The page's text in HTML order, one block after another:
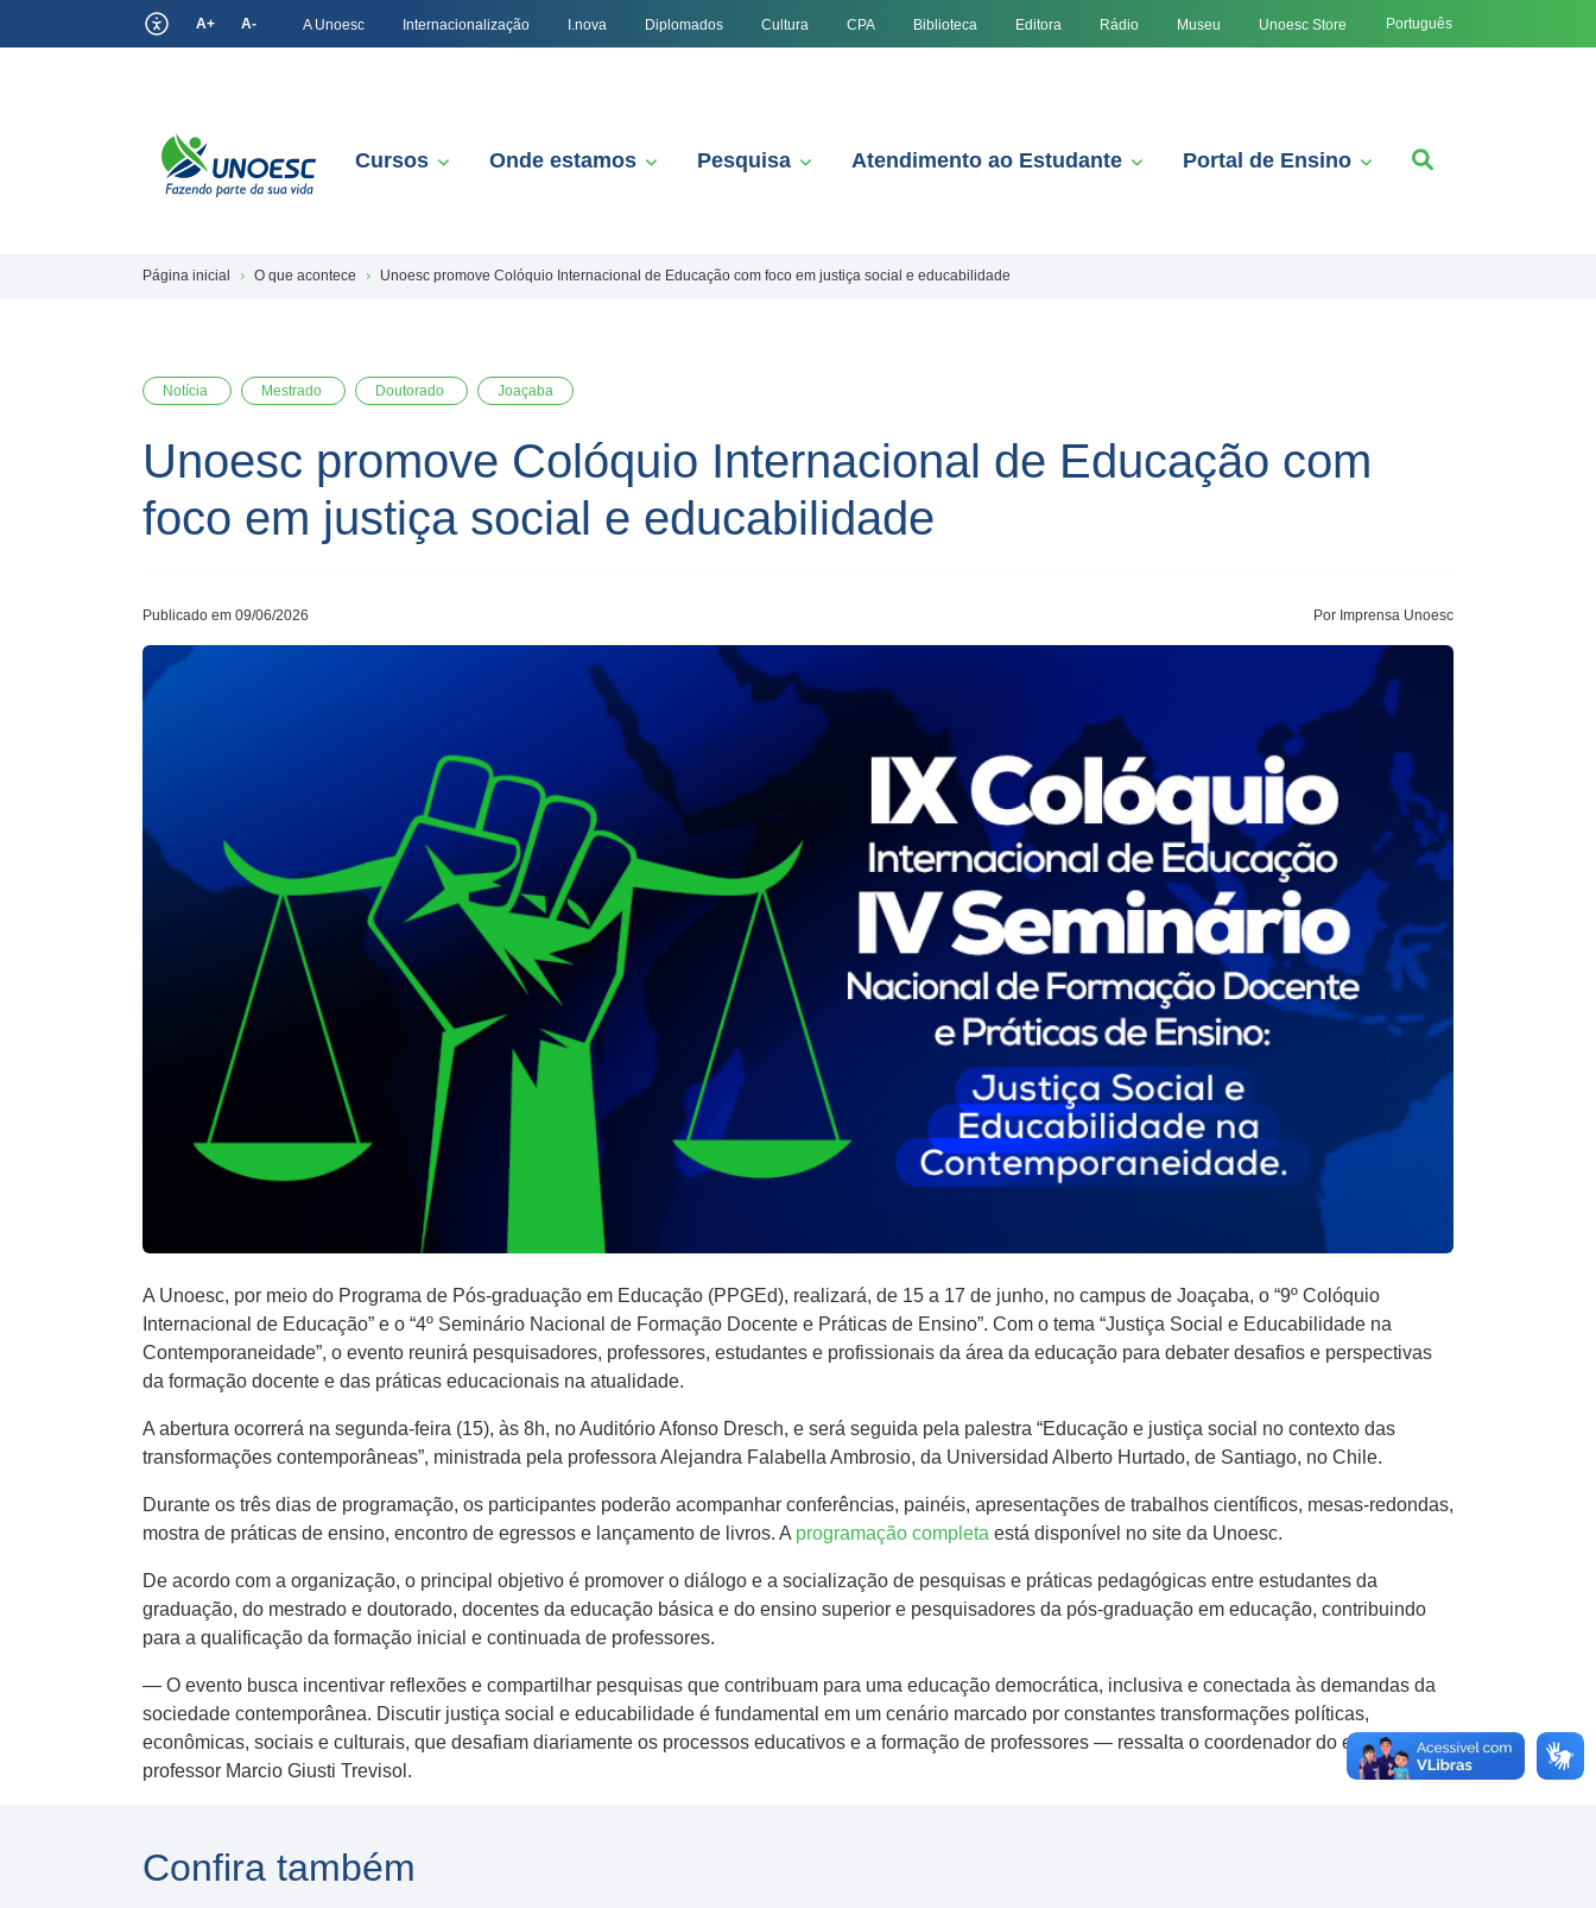
A+ A- A Unoesc Internacionalização I.nova Diplomados Cultura CPA Biblioteca Editora Rádio Museu Unoesc Store Português
Cursos Onde estamos Pesquisa Atendimento ao Estudante Portal de Ensino
Página inicial O que acontece Unoesc promove Colóquio Internacional de Educação com foco em justiça social e educabilidade
Notícia Mestrado Doutorado Joaçaba
Unoesc promove Colóquio Internacional de Educação com
foco em justiça social e educabilidade
Publicado em 09/06/2026 Por Imprensa Unoesc
A Unoesc, por meio do Programa de Pós-graduação em Educação (PPGEd), realizará, de 15 a 17 de junho, no campus de Joaçaba, o “9º Colóquio
Internacional de Educação” e o “4º Seminário Nacional de Formação Docente e Práticas de Ensino”. Com o tema “Justiça Social e Educabilidade na
Contemporaneidade”, o evento reunirá pesquisadores, professores, estudantes e profissionais da área da educação para debater desafios e perspectivas
da formação docente e das práticas educacionais na atualidade.
A abertura ocorrerá na segunda-feira (15), às 8h, no Auditório Afonso Dresch, e será seguida pela palestra “Educação e justiça social no contexto das
transformações contemporâneas”, ministrada pela professora Alejandra Falabella Ambrosio, da Universidad Alberto Hurtado, de Santiago, no Chile.
Durante os três dias de programação, os participantes poderão acompanhar conferências, painéis, apresentações de trabalhos científicos, mesas-redondas,
mostra de práticas de ensino, encontro de egressos e lançamento de livros. A programação completa está disponível no site da Unoesc.
De acordo com a organização, o principal objetivo é promover o diálogo e a socialização de pesquisas e práticas pedagógicas entre estudantes da
graduação, do mestrado e doutorado, docentes da educação básica e do ensino superior e pesquisadores da pós-graduação em educação, contribuindo
para a qualificação da formação inicial e continuada de professores.
— O evento busca incentivar reflexões e compartilhar pesquisas que contribuam para uma educação democrática, inclusiva e conectada às demandas da
sociedade contemporânea. Discutir justiça social e educabilidade é fundamental em um cenário marcado por constantes transformações políticas,
econômicas, sociais e culturais, que desafiam diariamente os processos educativos e a formação de professores — ressalta o coordenador do evento,
professor Marcio Giusti Trevisol.
Confira também